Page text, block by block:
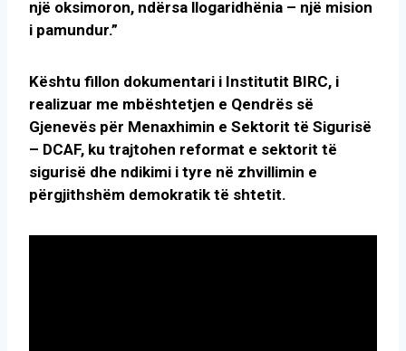
një oksimoron, ndërsa llogaridhënia – një mision
i pamundur.”
Kështu fillon dokumentari i Institutit BIRC, i
realizuar me mbështetjen e Qendrës së
Gjenevës për Menaxhimin e Sektorit të Sigurisë
– DCAF, ku trajtohen reformat e sektorit të
sigurisë dhe ndikimi i tyre në zhvillimin e
përgjithshëm demokratik të shtetit.